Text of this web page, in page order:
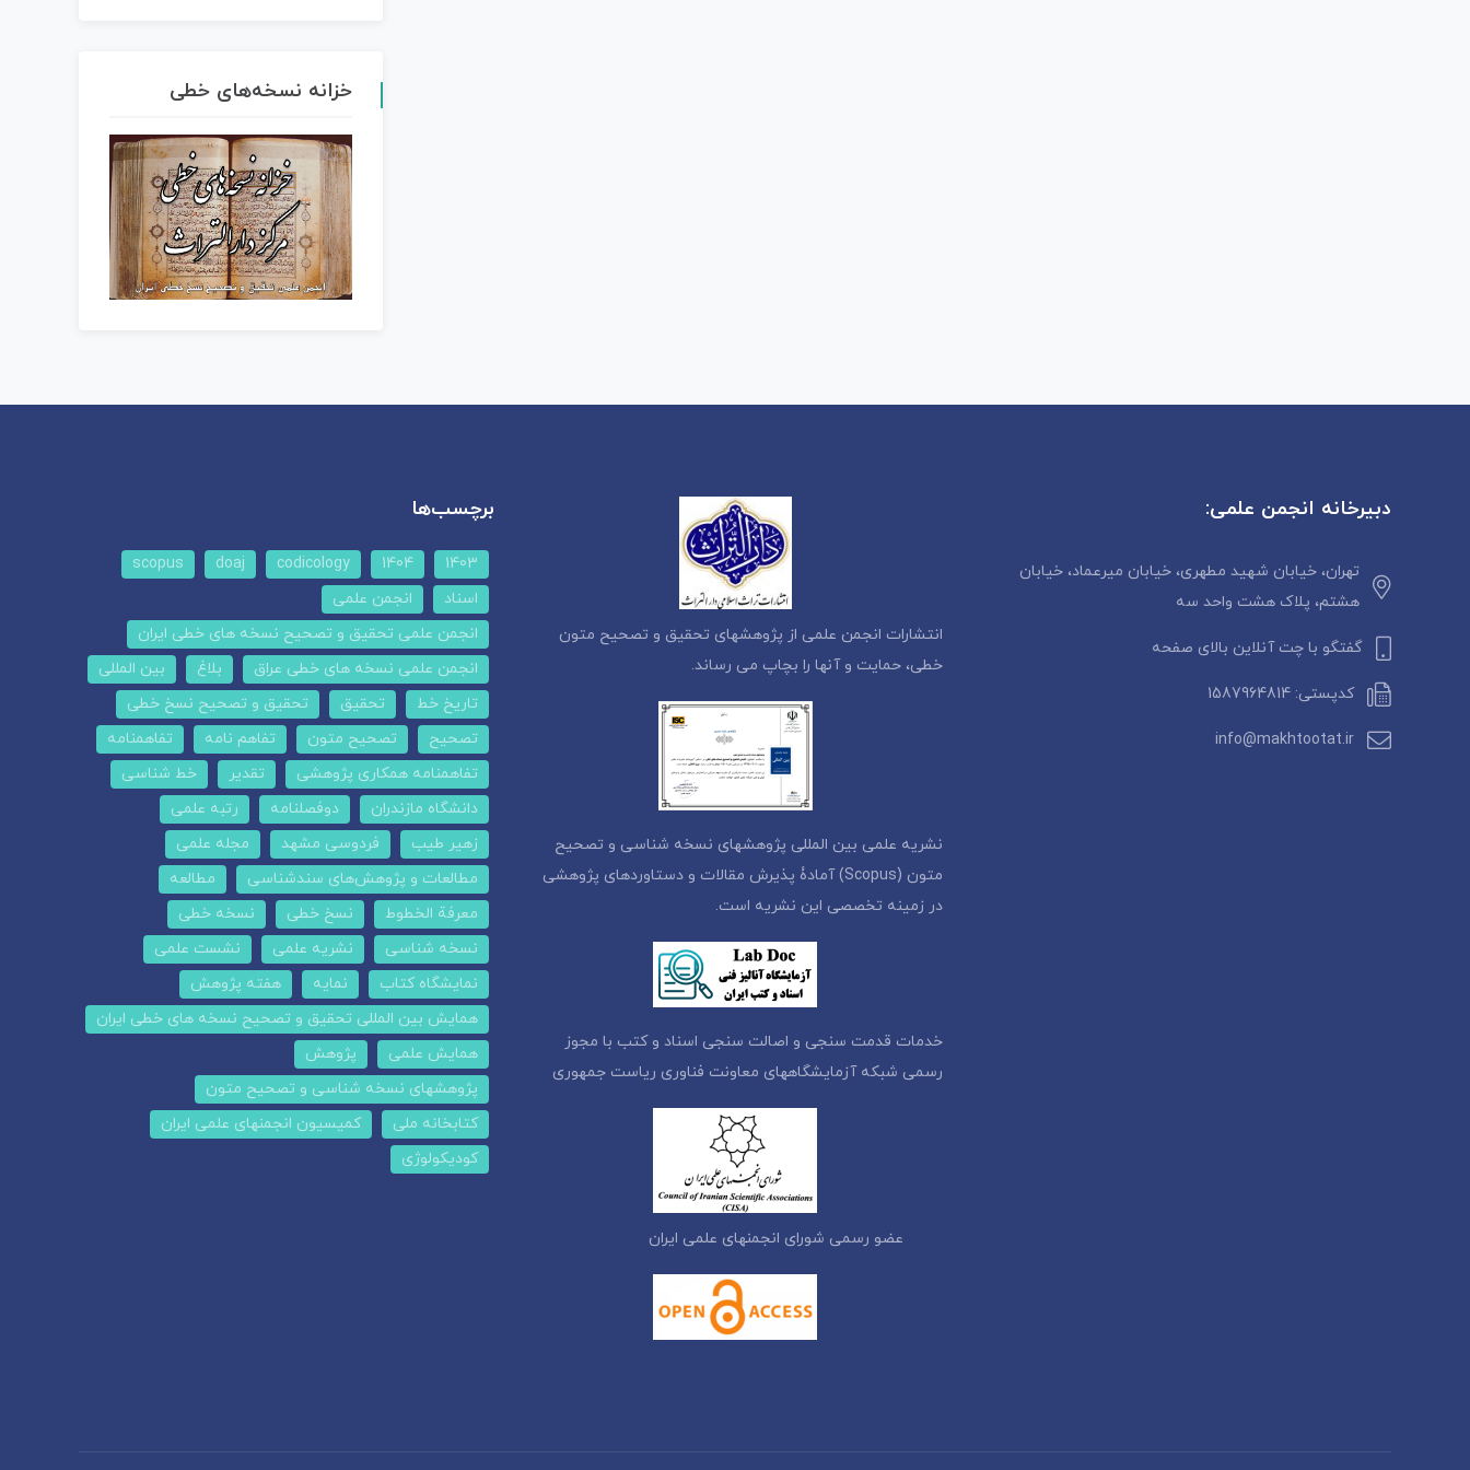
خزانه نسخه‌های خطی
دبیرخانه انجمن علمی:
تهران، خیابان شهید مطهری، خیابان میرعماد، خیابان
هشتم، پلاک هشت واحد سه
گفتگو با چت آنلاین بالای صفحه
کدپستی: 1587964814
info@makhtootat.ir
انتشارات انجمن علمی از پژوهشهای تحقیق و تصحیح متون
خطی، حمایت و آنها را بچاپ می رساند.
نشریه علمی بین المللی پژوهشهای نسخه شناسی و تصحیح
متون (Scopus) آمادۀ پذیرش مقالات و دستاوردهای پژوهشی
در زمینه تخصصی این نشریه است.
خدمات قدمت سنجی و اصالت سنجی اسناد و کتب با مجوز
رسمی شبکه آزمایشگاههای معاونت فناوری ریاست جمهوری
عضو رسمی شورای انجمنهای علمی ایران
برچسب‌ها
1403
1404
codicology
doaj
scopus
اسناد
انجمن علمی
انجمن علمی تحقیق و تصحیح نسخه های خطی ایران
انجمن علمی نسخه های خطی عراق
بلاغ
بین المللی
تاریخ خط
تحقیق
تحقیق و تصحیح نسخ خطی
تصحیح
تصحیح متون تفاهم نامه
تفاهمنامه
تفاهمنامه همکاری پژوهشی
تقدیر
خط شناسی
دانشگاه مازندران
دوفصلنامه
رتبه علمی
زهیر طیب
فردوسی مشهد
مجله علمی
مطالعات و پژوهش‌های سندشناسی
مطالعه
معرفة الخطوط
نسخ خطی
نسخه خطی
نسخه شناسی
نشریه علمی
نشست علمی
نمایشگاه کتاب
نمایه
هفته پژوهش
همایش بین المللی تحقیق و تصحیح نسخه های خطی ایران
همایش علمی
پژوهش
پژوهشهای نسخه شناسی و تصحیح متون
کتابخانه ملی
کمیسیون انجمنهای علمی ایران
کودیکولوژی